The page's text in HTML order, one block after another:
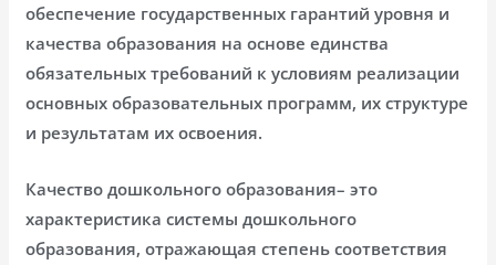
обеспечение государственных гарантий уровня и
качества образования на основе единства
обязательных требований к условиям реализации
основных образовательных программ, их структуре
и результатам их освоения.
Качество дошкольного образования– это
характеристика системы дошкольного
образования, отражающая степень соответствия